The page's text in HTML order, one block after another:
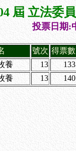
屆 立法委
投票日期:
號次 得票數
養 13
133
養 13 140